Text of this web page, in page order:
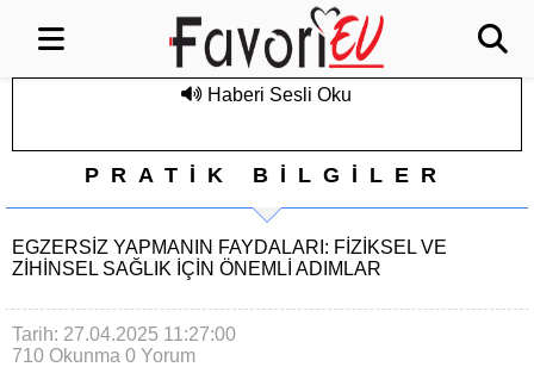
Haberi Sesli Oku
PRATİK BİLGİLER
EGZERSIZ YAPMANIN FAYDALARI: FIZIKSEL VE
ZIHINSEL SAĞLIK İÇIN ÖNEMLI ADIMLAR
Tarih: 27.04.2025 11:27:00
710 Okunma 0 Yorum